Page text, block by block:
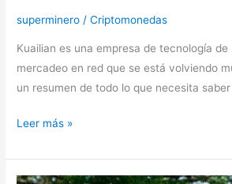
superminero/Criptomonedas
Kuailian es una empresa de tecnología
mercadeo en red que se está volviendo
un resumen de todo lo que necesita
Leer más »